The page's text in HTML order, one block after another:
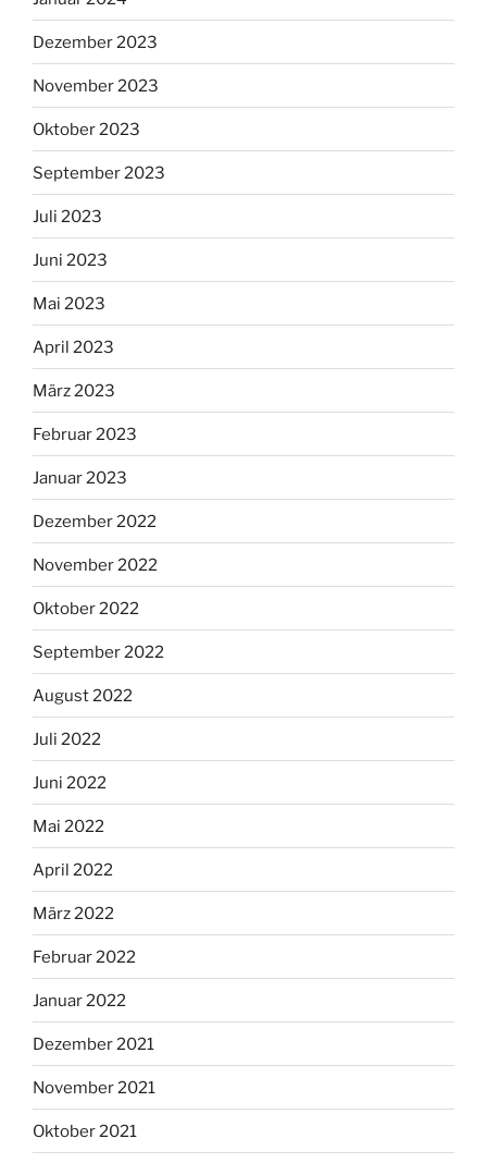
Dezember 2023
November 2023
Oktober 2023
September 2023
Juli 2023
Juni 2023
Mai 2023
April 2023
März 2023
Februar 2023
Januar 2023
Dezember 2022
November 2022
Oktober 2022
September 2022
August 2022
Juli 2022
Juni 2022
Mai 2022
April 2022
März 2022
Februar 2022
Januar 2022
Dezember 2021
November 2021
Oktober 2021